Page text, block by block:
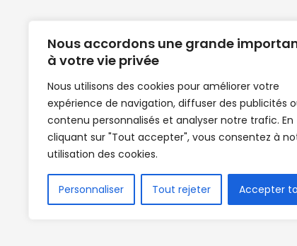
Nous accordons une grande
à votre vie privée
Nous utilisons des cookies pour améliorer votre
expérience de navigation, diffuser des publicités
contenu personnalisés et analyser notre trafic. En
cliquant sur "Tout accepter", vous consentez à
utilisation des cookies.
Personnaliser Tout rejeter Accepter
Clubs de football en Guinée |
de Guinée de football | Mercato |
News | Match en direct | But | Actualité
| Handball Guinee | Match Guinee |
de Guinée | Senegal Equipe |
en direct | Boxe | Sénégal Dakar |
Africasport | Clubs de football